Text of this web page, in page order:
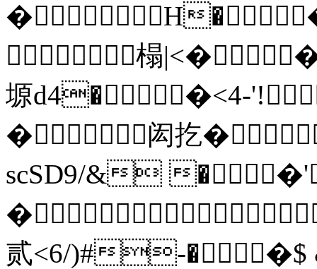
�H
榻
塬d4��<4-
�闳扢
scSD9/&
贰<6/)#-��$